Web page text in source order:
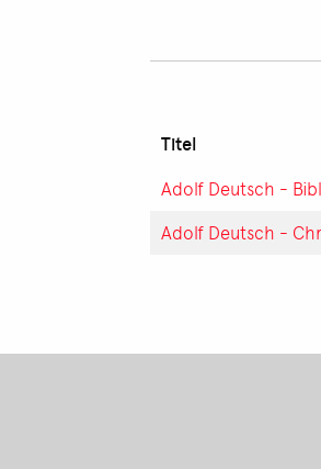
Titel
Adolf Deutsch -
Adolf Deutsch -